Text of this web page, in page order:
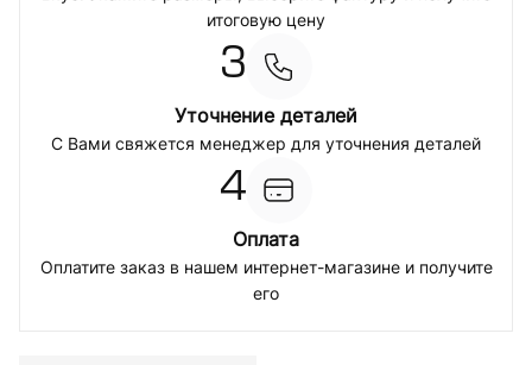
итоговую цену
3
Уточнение деталей
С Вами свяжется менеджер для уточнения деталей
4
Оплата
Оплатите заказ в нашем интернет-магазине и получите
его